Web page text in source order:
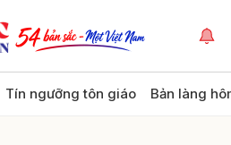
Tín ngưỡng tôn giáo Bản làng